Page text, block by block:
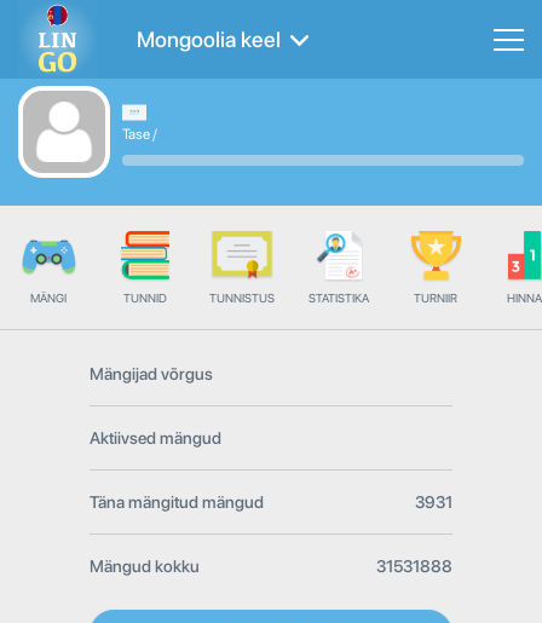
Mongoolia keel
Tase/
MÄNGI TUNNID TUNNISTUS STATISTIKA TURNIIR
Mängijad võrgus
Aktiivsed mängud
Täna mängitud mängud 3931
Mängud kokku 31531888